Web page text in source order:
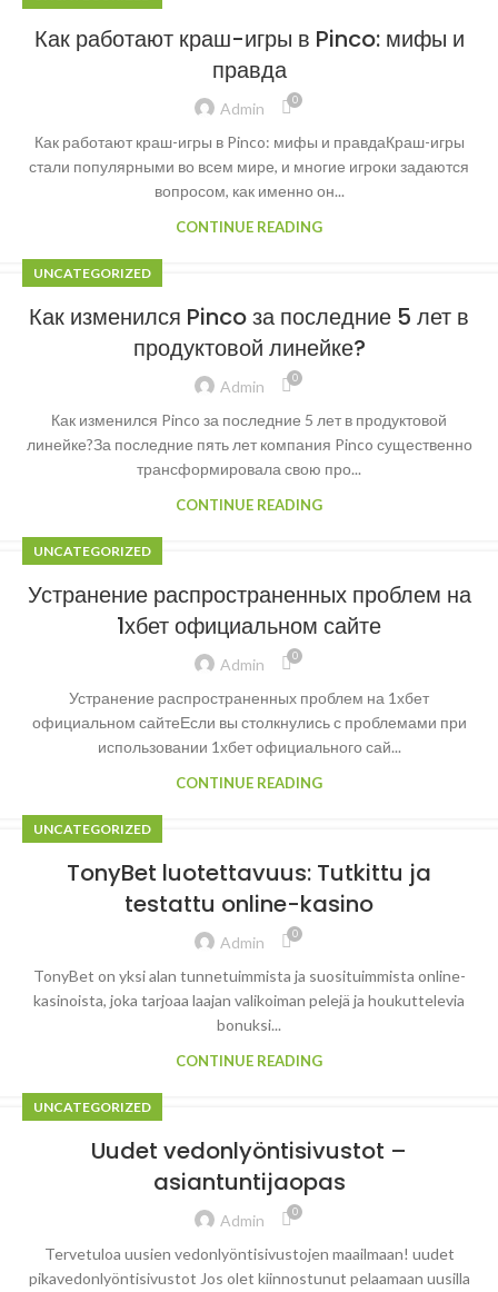
Как работают краш-игры в Pinco: мифы и
правда
Admin 0
Как работают краш-игры в Pinco: мифы и правдаКраш-игры
стали популярными во всем мире, и многие игроки задаются
вопросом, как именно он...
CONTINUE READING
UNCATEGORIZED
Как изменился Pinco за последние 5 лет в
продуктовой линейке?
Admin 0
Как изменился Pinco за последние 5 лет в продуктовой
линейке?За последние пять лет компания Pinco существенно
трансформировала свою про...
CONTINUE READING
UNCATEGORIZED
Устранение распространенных проблем на
1хбет официальном сайте
Admin 0
Устранение распространенных проблем на 1хбет
официальном сайтеЕсли вы столкнулись с проблемами при
использовании 1хбет официального сай...
CONTINUE READING
UNCATEGORIZED
TonyBet luotettavuus: Tutkittu ja
testattu online-kasino
Admin 0
TonyBet on yksi alan tunnetuimmista ja suosituimmista online-
kasinoista, joka tarjoaa laajan valikoiman pelejä ja houkuttelevia
bonuksi...
CONTINUE READING
UNCATEGORIZED
Uudet vedonlyöntisivustot –
asiantuntijaopas
Admin 0
Tervetuloa uusien vedonlyöntisivustojen maailmaan! uudet
pikavedonlyöntisivustot Jos olet kiinnostunut pelaamaan uusilla